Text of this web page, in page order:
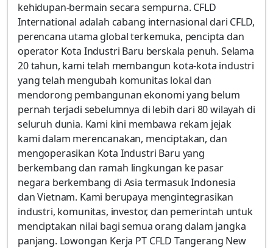
kehidupan-bermain secara sempurna. CFLD
International adalah cabang internasional dari CFLD,
perencana utama global terkemuka, pencipta dan
operator Kota Industri Baru berskala penuh. Selama
20 tahun, kami telah membangun kota-kota industri
yang telah mengubah komunitas lokal dan
mendorong pembangunan ekonomi yang belum
pernah terjadi sebelumnya di lebih dari 80 wilayah di
seluruh dunia. Kami kini membawa rekam jejak
kami dalam merencanakan, menciptakan, dan
mengoperasikan Kota Industri Baru yang
berkembang dan ramah lingkungan ke pasar
negara berkembang di Asia termasuk Indonesia
dan Vietnam. Kami berupaya mengintegrasikan
industri, komunitas, investor, dan pemerintah untuk
menciptakan nilai bagi semua orang dalam jangka
panjang. Lowongan Kerja PT CFLD Tangerang New